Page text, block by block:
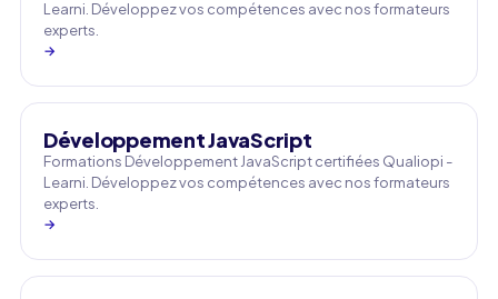
Learni. Développez vos compétences avec nos formateurs
experts.
→
Développement JavaScript
Formations Développement JavaScript certifiées Qualiopi -
Learni. Développez vos compétences avec nos formateurs
experts.
→